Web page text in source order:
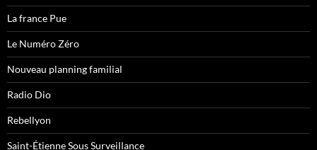
La france Pue
Le Numéro Zéro
Nouveau planning familial
Radio Dio
Rebellyon
Saint-Étienne Sous Surveillance